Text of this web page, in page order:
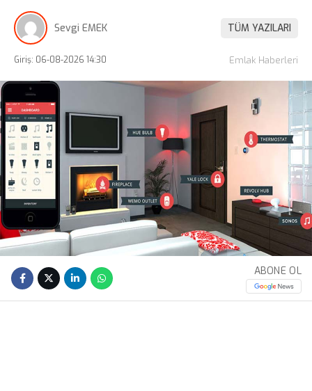
Sevgi EMEK TÜM YAZILARI
Giriş: 06-08-2026 14:30 Emlak Haberleri
ABONE OL